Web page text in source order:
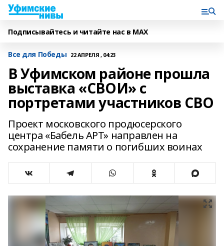
Подписывайтесь и читайте нас в MAX
Все для Победы 22 АПРЕЛЯ , 04:23
В Уфимском районе прошла
выставка «СВОИ» с
портретами участников СВО
Проект московского продюсерского
центра «Бабель АРТ» направлен на
сохранение памяти о погибших воинах